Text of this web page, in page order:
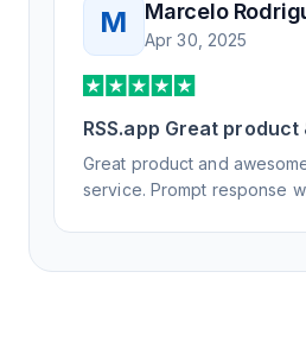
M Marcelo
Apr 30, 2025
RSS.app Great product
Great product and
service. Prompt response